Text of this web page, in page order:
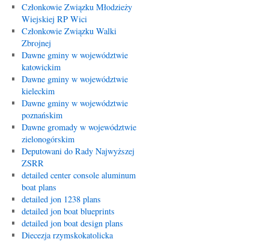
Członkowie Związku Młodzieży
Wiejskiej RP Wici
Członkowie Związku Walki
Zbrojnej
Dawne gminy w województwie
katowickim
Dawne gminy w województwie
kieleckim
Dawne gminy w województwie
poznańskim
Dawne gromady w województwie
zielonogórskim
Deputowani do Rady Najwyższej
ZSRR
detailed center console aluminum
boat plans
detailed jon 1238 plans
detailed jon boat blueprints
detailed jon boat design plans
Diecezja rzymskokatolicka